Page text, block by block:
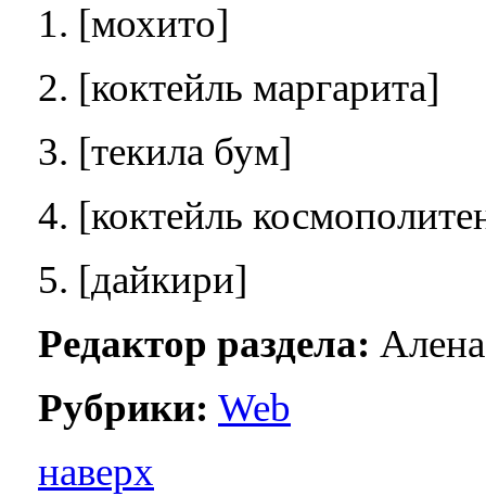
1. [мохито]
2. [коктейль маргарита]
3. [текила бум]
4. [коктейль
5. [дайкири]
Редактор раздела:
Рубрики: Web
наверх